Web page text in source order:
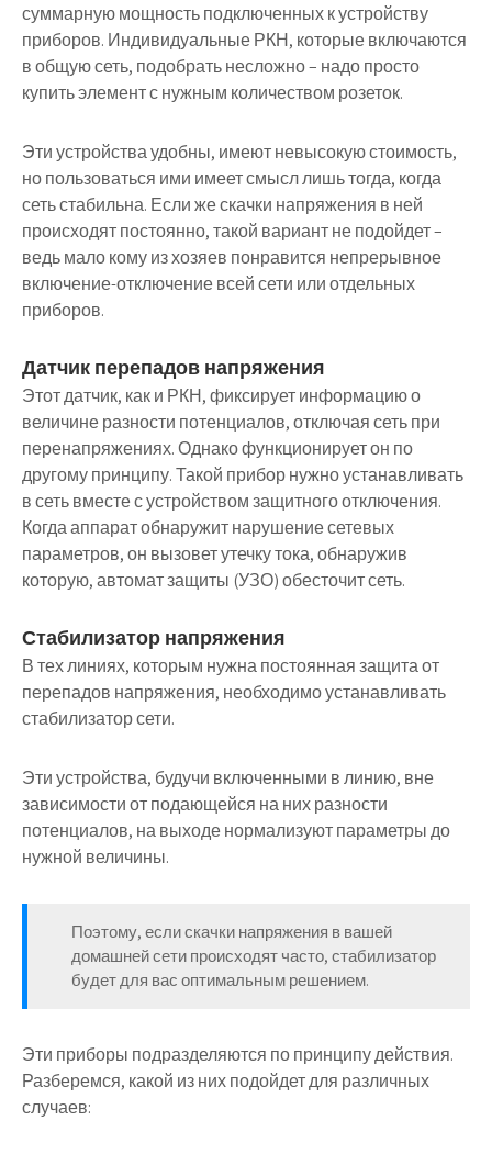
суммарную мощность подключенных к устройству
приборов. Индивидуальные РКН, которые включаются
в общую сеть, подобрать несложно – надо просто
купить элемент с нужным количеством розеток.
Эти устройства удобны, имеют невысокую стоимость,
но пользоваться ими имеет смысл лишь тогда, когда
сеть стабильна. Если же скачки напряжения в ней
происходят постоянно, такой вариант не подойдет –
ведь мало кому из хозяев понравится непрерывное
включение-отключение всей сети или отдельных
приборов.
Датчик перепадов напряжения
Этот датчик, как и РКН, фиксирует информацию о
величине разности потенциалов, отключая сеть при
перенапряжениях. Однако функционирует он по
другому принципу. Такой прибор нужно устанавливать
в сеть вместе с устройством защитного отключения.
Когда аппарат обнаружит нарушение сетевых
параметров, он вызовет утечку тока, обнаружив
которую, автомат защиты (УЗО) обесточит сеть.
Стабилизатор напряжения
В тех линиях, которым нужна постоянная защита от
перепадов напряжения, необходимо устанавливать
стабилизатор сети.
Эти устройства, будучи включенными в линию, вне
зависимости от подающейся на них разности
потенциалов, на выходе нормализуют параметры до
нужной величины.
Поэтому, если скачки напряжения в вашей
домашней сети происходят часто, стабилизатор
будет для вас оптимальным решением.
Эти приборы подразделяются по принципу действия.
Разберемся, какой из них подойдет для различных
случаев: